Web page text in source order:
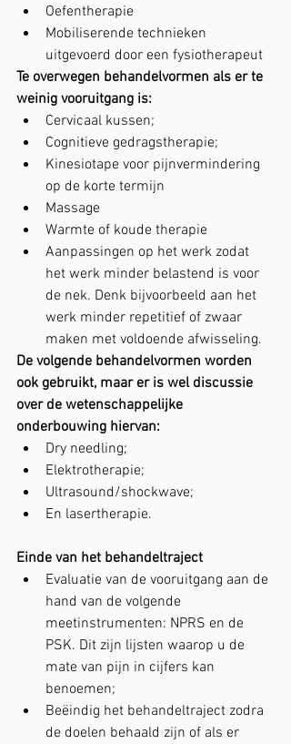
Oefentherapie
Mobiliserende technieken
uitgevoerd door een fysiotherapeut
Te overwegen behandelvormen als er te
weinig vooruitgang is:
Cervicaal kussen;
Cognitieve gedragstherapie;
Kinesiotape voor pijnvermindering
op de korte termijn
Massage
Warmte of koude therapie
Aanpassingen op het werk zodat
het werk minder belastend is voor
de nek. Denk bijvoorbeeld aan het
werk minder repetitief of zwaar
maken met voldoende afwisseling.
De volgende behandelvormen worden
ook gebruikt, maar er is wel discussie
over de wetenschappelijke
onderbouwing hiervan:
Dry needling;
Elektrotherapie;
Ultrasound/shockwave;
En lasertherapie.
Einde van het behandeltraject
Evaluatie van de vooruitgang aan de
hand van de volgende
meetinstrumenten: NPRS en de
PSK. Dit zijn lijsten waarop u de
mate van pijn in cijfers kan
benoemen;
Beëindig het behandeltraject zodra
de doelen behaald zijn of als er